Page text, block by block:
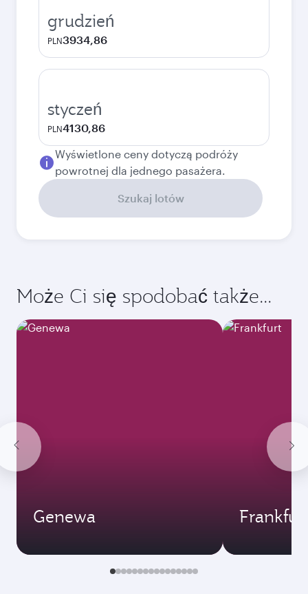
grudzień
PLN3934,86
styczeń
PLN4130,86
Wyświetlone ceny dotyczą podróży
powrotnej dla jednego pasażera.
Szukaj lotów
Może Ci się spodobać także...
Genewa